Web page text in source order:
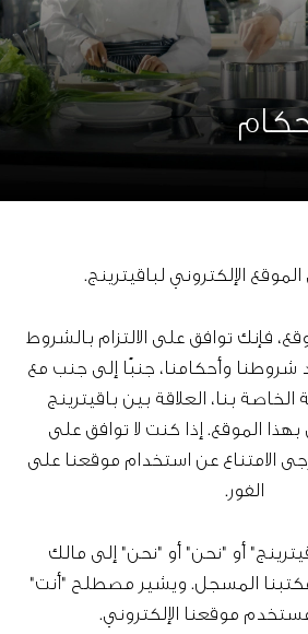
الإلكتروني لباقيترينج.
فإنك توافق على الالتزام بالشروط
شروطنا وأحكامنا، جنبًا إلى جنب مع
بنا، العلاقة بين باقيترينج
الموقع. إذا كنت لا توافق على
الامتناع عن استخدام موقعنا على
الفور.
أو "نحن" أو "نحن" إلى مالك
المسجل. ويشير مصطلح "أنت"
مستخدم موقعنا الإلكتروني.